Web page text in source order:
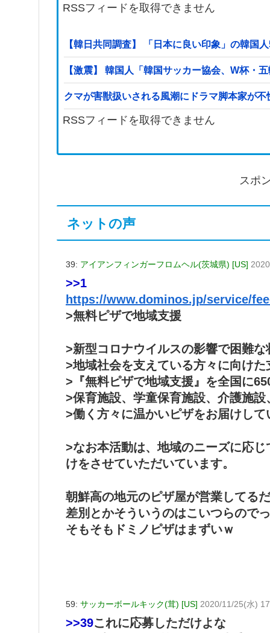
RSSフィードを取得できません
【韓日共同調査】 「日本に良い印象」の韓国
【激震】 韓国人「韓国サッカー協会、W杯
クマが害獣扱いされる風潮にドラマ脚本家が
RSSフィードを取得できません
スポ
ネットの声
39: アイアンフィンガーフロムヘル(茨城県) [US]
>>1
https://www.dominos.jp/service/
>無料ピザで地域支援
>新型コロナウイルスの影響で困難な
>地域社会を支えている方々に向け
>『無料ピザで地域支援』を全国に
>保育施設、学童保育施設、介護施
>働く方々に温かいピザをお届けして
>なお本活動は、地域のニーズに応
けをさせていただいています。
朝鮮高の地元のピザ屋が営業してる
差別とかそういうのはこいつらので
そもそもドミノピザはまずいｗ
59: サッカーボールキック(茸) [US] 2020/11/25(水)
>>39これに応募しただけよな